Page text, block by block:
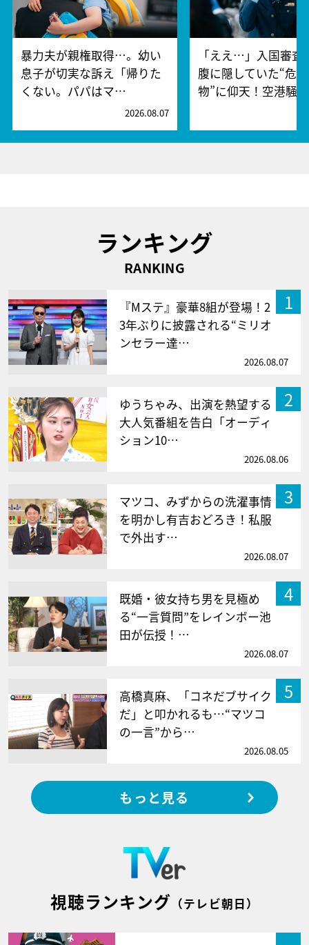
暴力夫が親権取得…。幼い
息子が切実な訴え「帰りた
くない。パパはマ…
2026.08.07
「ええ…」入国審査
腹に隠していた“危
物”に仰天！空港騒
ランキング
RANKING
1
『Mステ』豪華8組が登場！2
3年ぶりに披露される“ミリオ
ンセラー達…
2026.08.07
2
ゆうちゃみ、出演を熱望する
大人気番組を告白「オーディ
ション10…
2026.08.06
3
マツコ、みずからの洗濯事情
を明かし有吉おどろき！私服
で外出す…
2026.08.07
4
既婚・彼女持ち男を見極め
る“一言質問”をレインボー池
田が伝授！…
2026.08.07
5
高橋真麻、「コネだブサイク
だ」と叩かれるも…“マツコ
の一言”から…
2026.08.05
もっと見る
視聴ランキング （テレビ朝日）